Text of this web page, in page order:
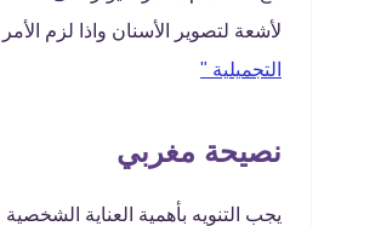
لأشعة لتصوير الأسنان واذا لزم
التجميلية "
نصيحة مغربي
يجب التنويه بأهمية العناية